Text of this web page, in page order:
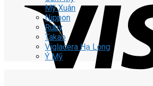
Mỹ Xuân
Nippon
Ruby
Takao
Viglacera Hạ Long
Ý Mỹ